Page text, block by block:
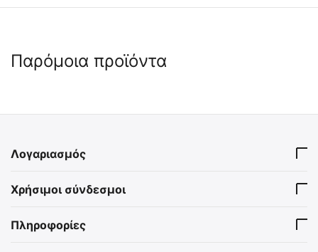
Παρόμοια προϊόντα
MIL-TEC Στεγανό Κουτί για
Σπίρτα και
Άμεσα διαθέσιμο
MIL-TEC Απόλυτα Στεγανό
Κουτί Μαύρο 228 Χ 130 Χ
Λογαριασμός
Χρήσιμοι σύνδεσμοι
Πληροφορίες